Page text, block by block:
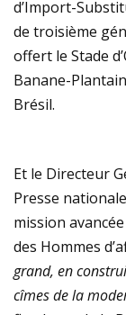
d’Import-
de troisième
offert le Stade
Banane-
Brésil.
Et le Directeur
Presse
mission
des Hommes
grand, en
cîmes de la